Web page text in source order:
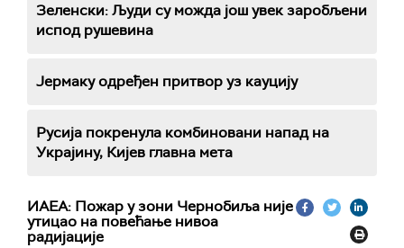
Зеленски: Људи су можда још увек заробљени
испод рушевина
Јермаку одређен притвор уз кауцију
Русија покренула комбиновани напад на
Украјину, Кијев главна мета
ИАЕА: Пожар у зони Чернобиља није
утицао на повећање нивоа
радијације